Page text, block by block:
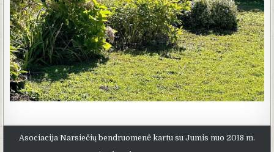
Asociacija Narsiečių bendruomenė kartu su Jumis nuo 2018 m.